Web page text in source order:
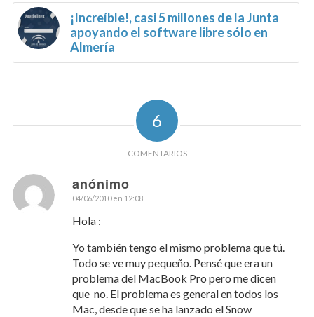
¡Increíble!, casi 5 millones de la Junta
apoyando el software libre sólo en
Almería
6
COMENTARIOS
anónimo
Dice:
04/06/2010 en 12:08
Hola :
Yo también tengo el mismo problema que tú.
Todo se ve muy pequeño. Pensé que era un
problema del MacBook Pro pero me dicen
que no. El problema es general en todos los
Mac, desde que se ha lanzado el Snow